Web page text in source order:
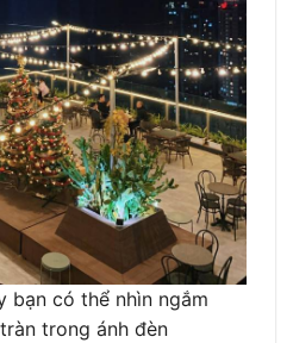
bạn có thể nhìn ngắm
trong ánh đèn